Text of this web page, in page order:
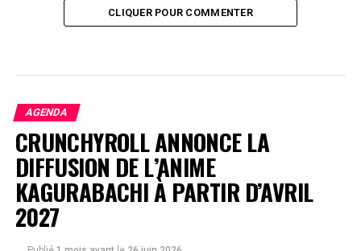
CLIQUER POUR COMMENTER
AGENDA
CRUNCHYROLL ANNONCE LA
DIFFUSION DE L’ANIME
KAGURABACHI À PARTIR D’AVRIL
2027